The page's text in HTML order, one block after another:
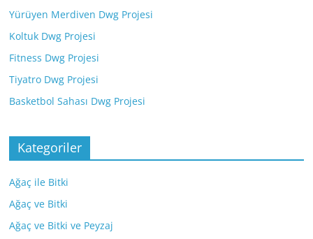
Yürüyen Merdiven Dwg Projesi
Koltuk Dwg Projesi
Fitness Dwg Projesi
Tiyatro Dwg Projesi
Basketbol Sahası Dwg Projesi
Kategoriler
Ağaç ile Bitki
Ağaç ve Bitki
Ağaç ve Bitki ve Peyzaj